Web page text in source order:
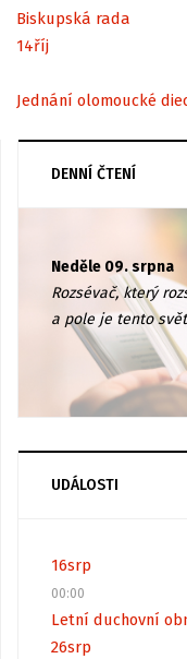
Biskupská rada
14říj
Jednání olomoucké
DENNÍ ČTENÍ
Neděle 09. srpna
Rozsévač, který
a pole je tento
UDÁLOSTI
16srp
00:00
Letní duchovní
26srp